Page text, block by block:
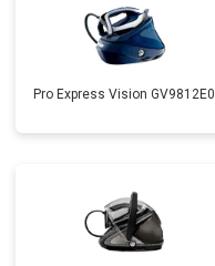
Pro Express Vision GV9812E0